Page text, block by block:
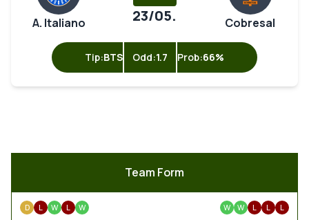
A. Italiano 23/05. Cobresal
Tip:BTS Odd:1.7 Prob:66%
Team Form
D L W L W W W L L L